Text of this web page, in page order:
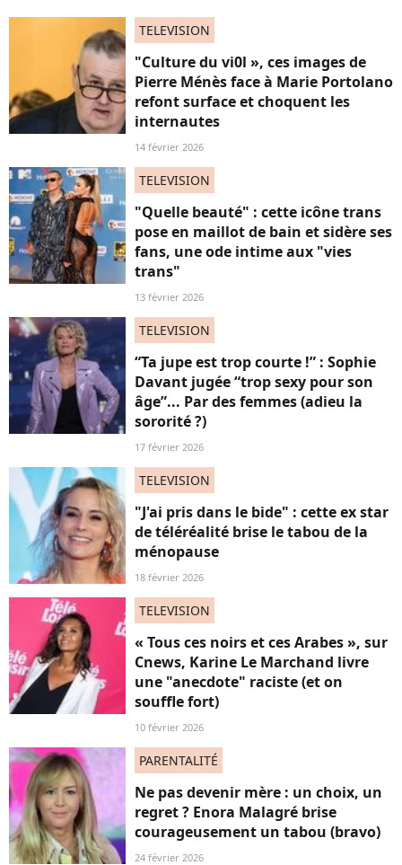
TELEVISION
"Culture du vi0l », ces images de
Pierre Ménès face à Marie Portolano
refont surface et choquent les
internautes
14 février 2026
TELEVISION
"Quelle beauté" : cette icône trans
pose en maillot de bain et sidère ses
fans, une ode intime aux "vies
trans"
13 février 2026
TELEVISION
“Ta jupe est trop courte !” : Sophie
Davant jugée “trop sexy pour son
âge”... Par des femmes (adieu la
sororité ?)
17 février 2026
TELEVISION
"J'ai pris dans le bide" : cette ex star
de téléréalité brise le tabou de la
ménopause
18 février 2026
TELEVISION
« Tous ces noirs et ces Arabes », sur
Cnews, Karine Le Marchand livre
une "anecdote" raciste (et on
souffle fort)
10 février 2026
PARENTALITÉ
Ne pas devenir mère : un choix, un
regret ? Enora Malagré brise
courageusement un tabou (bravo)
24 février 2026